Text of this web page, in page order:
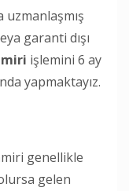
garanti dışı
işlemini 6 ay
yapmaktayız.
genellikle
gelen